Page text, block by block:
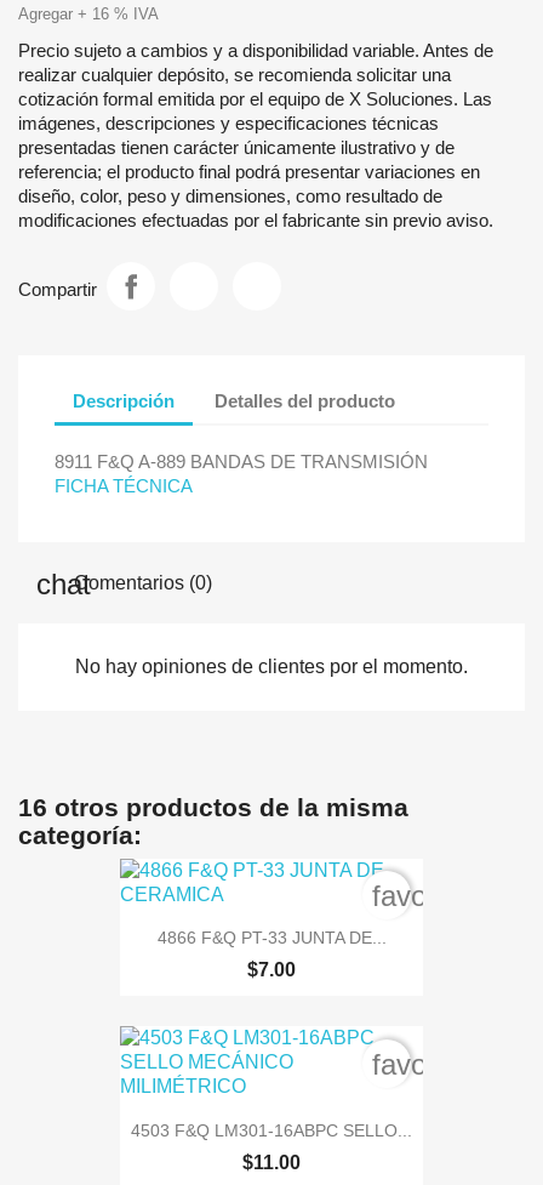
Agregar + 16 % IVA
Precio sujeto a cambios y a disponibilidad variable. Antes de
realizar cualquier depósito, se recomienda solicitar una
cotización formal emitida por el equipo de X Soluciones. Las
imágenes, descripciones y especificaciones técnicas
presentadas tienen carácter únicamente ilustrativo y de
referencia; el producto final podrá presentar variaciones en
diseño, color, peso y dimensiones, como resultado de
modificaciones efectuadas por el fabricante sin previo aviso.
Compartir
Descripción Detalles del producto
8911 F&Q A-889 BANDAS DE TRANSMISIÓN
FICHA TÉCNICA
Comentarios (0)
No hay opiniones de clientes por el momento.
16 otros productos de la misma
categoría:
4866 F&Q PT-33 JUNTA DE...
$7.00
4503 F&Q LM301-16ABPC SELLO...
$11.00